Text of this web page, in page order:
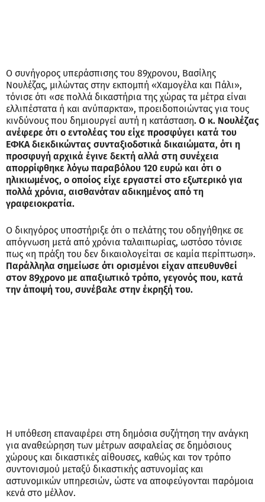
Ο συνήγορος υπεράσπισης του 89χρονου, Βασίλης
Νουλέζας, μιλώντας στην εκπομπή «Χαμογέλα και Πάλι»,
τόνισε ότι «σε πολλά δικαστήρια της χώρας τα μέτρα είναι
ελλιπέστατα ή και ανύπαρκτα», προειδοποιώντας για τους
κινδύνους που δημιουργεί αυτή η κατάσταση. Ο κ. Νουλέζας
ανέφερε ότι ο εντολέας του είχε προσφύγει κατά του
ΕΦΚΑ διεκδικώντας συνταξιοδοτικά δικαιώματα, ότι η
προσφυγή αρχικά έγινε δεκτή αλλά στη συνέχεια
απορρίφθηκε λόγω παραβόλου 120 ευρώ και ότι ο
ηλικιωμένος, ο οποίος είχε εργαστεί στο εξωτερικό για
πολλά χρόνια, αισθανόταν αδικημένος από τη
γραφειοκρατία.
Ο δικηγόρος υποστήριξε ότι ο πελάτης του οδηγήθηκε σε
απόγνωση μετά από χρόνια ταλαιπωρίας, ωστόσο τόνισε
πως «η πράξη του δεν δικαιολογείται σε καμία περίπτωση».
Παράλληλα σημείωσε ότι ορισμένοι είχαν απευθυνθεί
στον 89χρονο με απαξιωτικό τρόπο, γεγονός που, κατά
την άποψή του, συνέβαλε στην έκρηξή του.
Η υπόθεση επαναφέρει στη δημόσια συζήτηση την ανάγκη
για αναθεώρηση των μέτρων ασφαλείας σε δημόσιους
χώρους και δικαστικές αίθουσες, καθώς και τον τρόπο
συντονισμού μεταξύ δικαστικής αστυνομίας και
αστυνομικών υπηρεσιών, ώστε να αποφεύγονται παρόμοια
κενά στο μέλλον.